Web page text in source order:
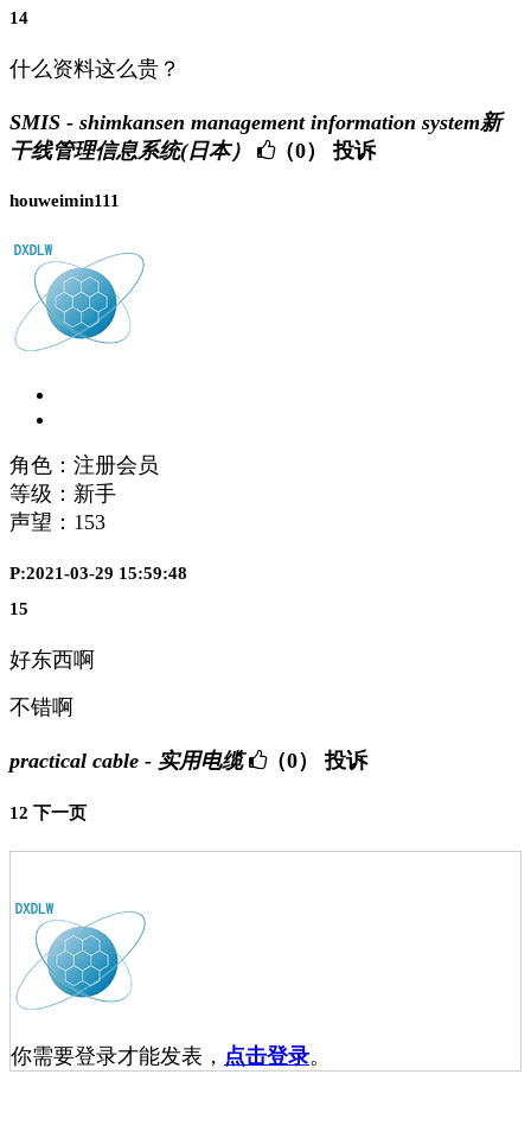
14
什么资料这么贵？
SMIS - shimkansen management information system新
干线管理信息系统(日本）
（0） 投诉
houweimin111
角色：注册会员
等级：新手
声望： 153
P:2021-03-29 15:59:48
15
好东西啊
不错啊
practical cable - 实用电缆 （0） 投诉
12 下一页
你需要登录才能发表， 点击登录。